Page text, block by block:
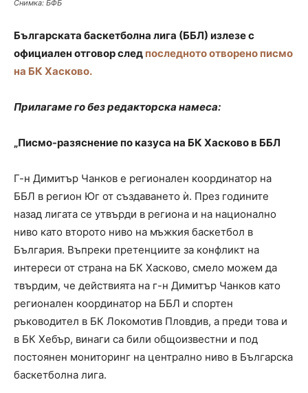
Снимка: БФБ
Българската баскетболна лига (ББЛ) излезе с
официален отговор след последното отворено писмо
на БК Хасково.
Прилагаме го без редакторска намеса:
„Писмо-разяснение по казуса на БК Хасково в ББЛ
Г-н Димитър Чанков е регионален координатор на
ББЛ в регион Юг от създаването ѝ. През годините
назад лигата се утвърди в региона и на национално
ниво като второто ниво на мъжкия баскетбол в
България. Въпреки претенциите за конфликт на
интереси от страна на БК Хасково, смело можем да
твърдим, че действията на г-н Димитър Чанков като
регионален координатор на ББЛ и спортен
ръководител в БК Локомотив Пловдив, а преди това и
в БК Хебър, винаги са били общоизвестни и под
постоянен мониторинг на централно ниво в Българска
баскетболна лига.